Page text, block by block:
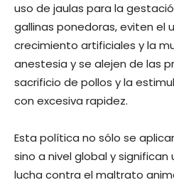
uso de jaulas para la
gallinas ponedoras, eviten el
crecimiento artificiales y la
anestesia y se alejen de las
sacrificio de pollos y la
con excesiva rapidez.
Esta política no sólo se
sino a nivel global y significan
lucha contra el maltrato